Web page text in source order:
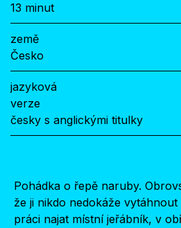
13 minut
země
Česko
jazyková
verze
česky s anglickými titulky
Pohádka o řepě naruby.
že ji nikdo nedokáže vytáhnout
práci najat místní jeřábník, v